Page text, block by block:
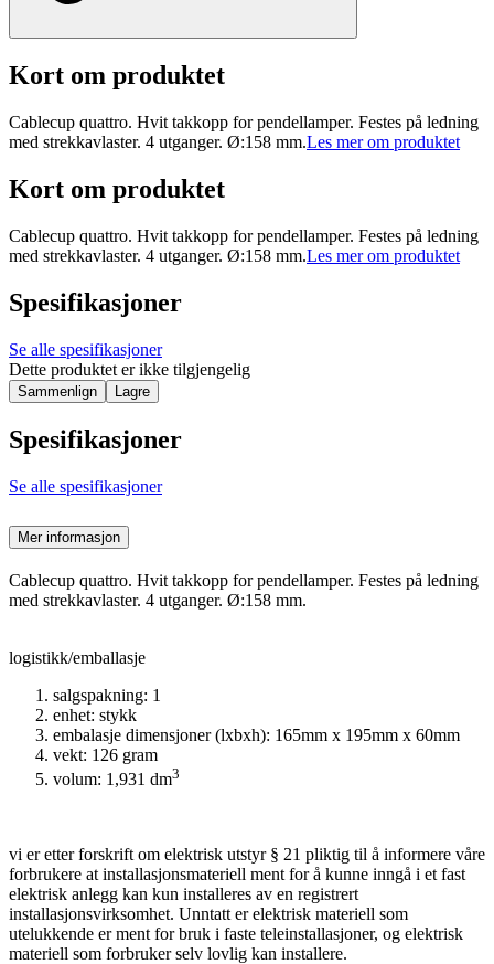
Kort om produktet
Cablecup quattro. Hvit takkopp for pendellamper. Festes på ledning
med strekkavlaster. 4 utganger. Ø:158 mm.Les mer om produktet
Kort om produktet
Cablecup quattro. Hvit takkopp for pendellamper. Festes på ledning
med strekkavlaster. 4 utganger. Ø:158 mm.Les mer om produktet
Spesifikasjoner
Se alle spesifikasjoner
Dette produktet er ikke tilgjengelig
Sammenlign Lagre
Spesifikasjoner
Se alle spesifikasjoner
Mer informasjon
Cablecup quattro. Hvit takkopp for pendellamper. Festes på ledning
med strekkavlaster. 4 utganger. Ø:158 mm.
logistikk/emballasje
salgspakning: 1
enhet: stykk
embalasje dimensjoner (lxbxh): 165mm x 195mm x 60mm
vekt: 126 gram
volum: 1,931 dm3
vi er etter forskrift om elektrisk utstyr § 21 pliktig til å informere våre
forbrukere at installasjonsmateriell ment for å kunne inngå i et fast
elektrisk anlegg kan kun installeres av en registrert
installasjonsvirksomhet. Unntatt er elektrisk materiell som
utelukkende er ment for bruk i faste teleinstallasjoner, og elektrisk
materiell som forbruker selv lovlig kan installere.